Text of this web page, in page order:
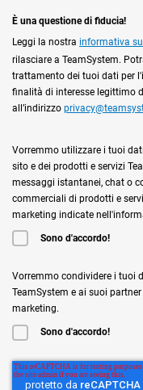
È una questione di fiducia!
Leggi la nostra informativa
rilasciare a TeamSystem.
trattamento dei tuoi dati per
finalità di interesse legittimo
all’indirizzo
Vorremmo utilizzare i tuoi
sito e dei prodotti e servizi
messaggi istantanei, chat o
commerciali di prodotti e
marketing indicate
Sono d'accordo!
Vorremmo condividere i tuoi
TeamSystem e ai suoi
marketing.
Sono d'accordo!